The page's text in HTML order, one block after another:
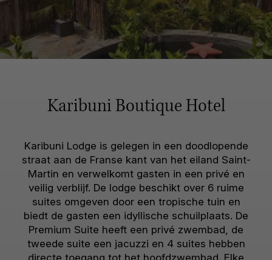
Karibuni Boutique Hotel
Karibuni Lodge is gelegen in een doodlopende
straat aan de Franse kant van het eiland Saint-
Martin en verwelkomt gasten in een privé en
veilig verblijf. De lodge beschikt over 6 ruime
suites omgeven door een tropische tuin en
biedt de gasten een idyllische schuilplaats. De
Premium Suite heeft een privé zwembad, de
tweede suite een jacuzzi en 4 suites hebben
directe toegang tot het hoofdzwembad. Elke